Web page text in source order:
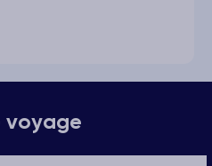
voyage